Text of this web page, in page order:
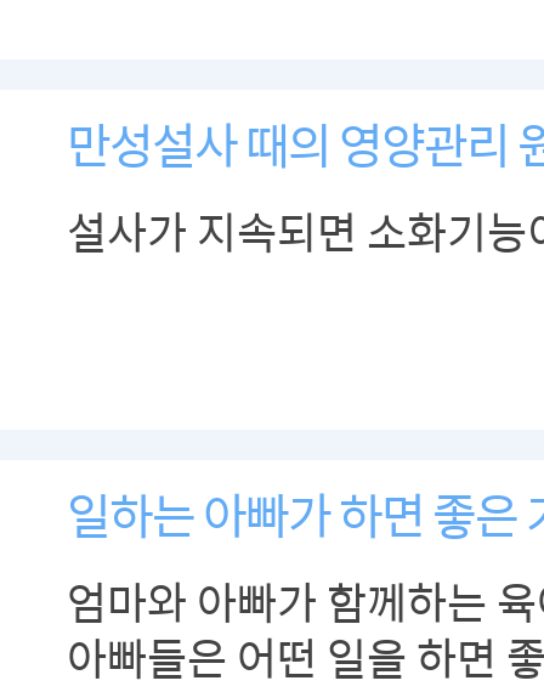
만성설사 때의 영양관리
설사가 지속되면 소화기
일하는 아빠가 하면 좋은
엄마와 아빠가 함께하는
아빠들은 어떤 일을 하면